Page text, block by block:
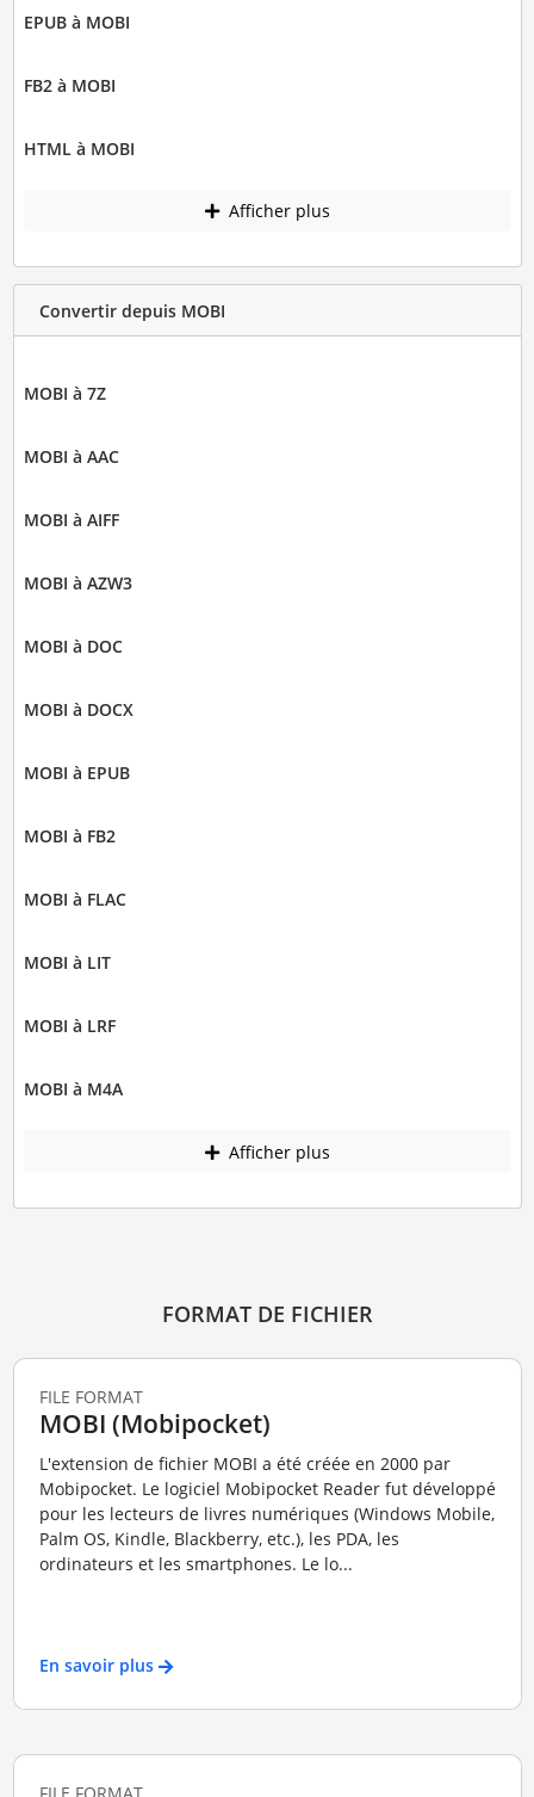
EPUB à MOBI
FB2 à MOBI
HTML à MOBI
Afficher plus
Convertir depuis MOBI
MOBI à 7Z
MOBI à AAC
MOBI à AIFF
MOBI à AZW3
MOBI à DOC
MOBI à DOCX
MOBI à EPUB
MOBI à FB2
MOBI à FLAC
MOBI à LIT
MOBI à LRF
MOBI à M4A
Afficher plus
FORMAT DE FICHIER
FILE FORMAT
MOBI (Mobipocket)
L'extension de fichier MOBI a été créée en 2000 par
Mobipocket. Le logiciel Mobipocket Reader fut développé
pour les lecteurs de livres numériques (Windows Mobile,
Palm OS, Kindle, Blackberry, etc.), les PDA, les
ordinateurs et les smartphones. Le lo...
En savoir plus